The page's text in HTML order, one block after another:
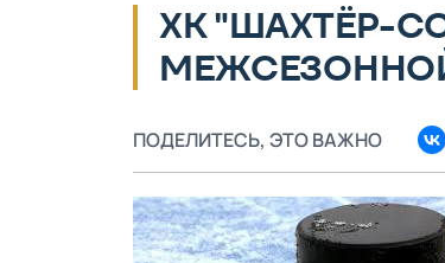
ХК "ШАХТЁР-
ПОДЕЛИТЕСЬ, ЭТО ВАЖНО